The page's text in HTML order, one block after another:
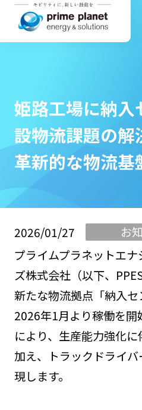
姫路工場に納入
設――物流課題の
革新的な物流基
2026/01/27
お
プライムプラネットエ
ズ株式会社（以下、
新たな物流拠点「納入セ
2026年1月より稼働を
により、生産能力強化
加え、トラックドライ
現します。